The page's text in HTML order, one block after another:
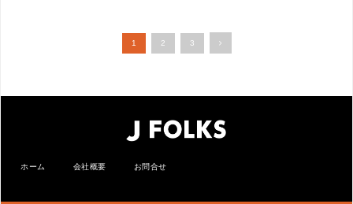
1 2 3
ホーム 会社概要 お問合せ